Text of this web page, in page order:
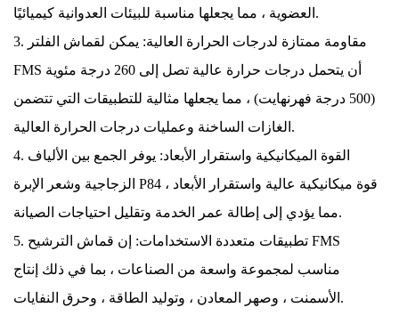
العضوية ، مما يجعلها مناسبة للبيئات العدوانية كيميائيًا.
3. مقاومة ممتازة لدرجات الحرارة العالية: يمكن لقماش الفلتر
FMS أن يتحمل درجات حرارة عالية تصل إلى 260 درجة مئوية
(500 درجة فهرنهايت) ، مما يجعلها مثالية للتطبيقات التي تتضمن
الغازات الساخنة وعمليات درجات الحرارة العالية.
4. القوة الميكانيكية واستقرار الأبعاد: يوفر الجمع بين الألياف
الزجاجية وشعر الإبرة P84 قوة ميكانيكية عالية واستقرار الأبعاد ،
مما يؤدي إلى إطالة عمر الخدمة وتقليل احتياجات الصيانة.
5. تطبيقات متعددة الاستخدامات: إن قماش الترشيح FMS
مناسب لمجموعة واسعة من الصناعات ، بما في ذلك إنتاج
الأسمنت ، وصهر المعادن ، وتوليد الطاقة ، وحرق النفايات.